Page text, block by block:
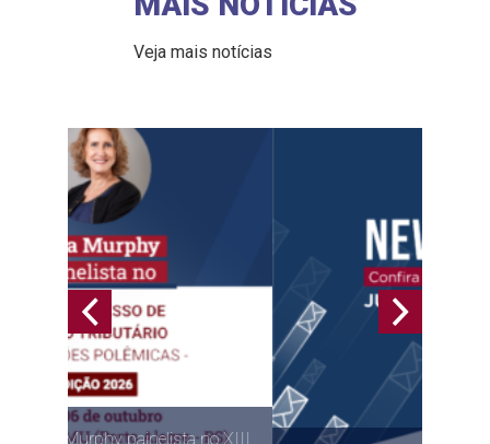
Veja mais notícias